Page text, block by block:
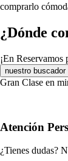
comprarlo
¿Dónde
¡En
nuestro buscador
Gran Clase en
Atención
¿Tienes dudas?